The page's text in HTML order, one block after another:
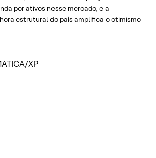
por ativos nesse mercado, e a
estrutural do país amplifica o otimismo
XP